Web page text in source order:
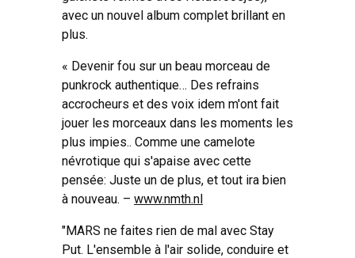
avec un nouvel album complet brillant en
plus.
« Devenir fou sur un beau morceau de
punkrock authentique… Des refrains
accrocheurs et des voix idem m'ont fait
jouer les morceaux dans les moments les
plus impies.. Comme une camelote
névrotique qui s'apaise avec cette
pensée: Juste un de plus, et tout ira bien
à nouveau. – www.nmth.nl
"MARS ne faites rien de mal avec Stay
Put. L'ensemble à l'air solide, conduire et